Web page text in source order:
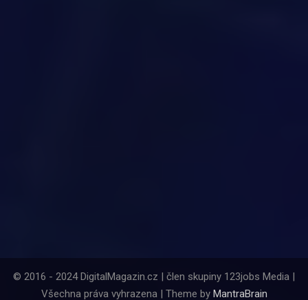
© 2016 - 2024 DigitalMagazin.cz | člen skupiny 123jobs Media |
Všechna práva vyhrazena | Theme by MantraBrain